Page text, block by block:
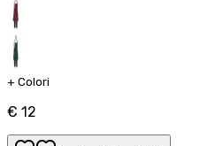
+ Colori
€ 12